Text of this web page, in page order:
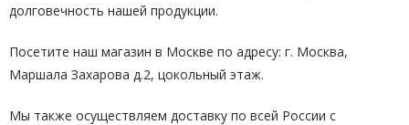
долговечность нашей продукции.
Посетите наш магазин в Москве по адресу: г. Москва,
Маршала Захарова д.2, цокольный этаж.
Мы также осуществляем доставку по всей России с